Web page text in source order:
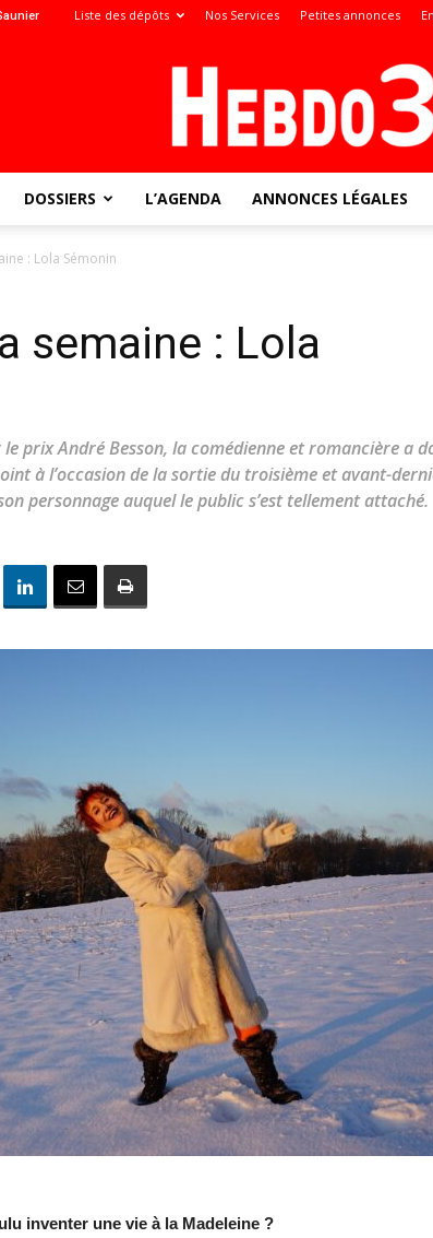
Liste des dépôts Nos Services Petites annonces
toute
l'info
Hebdo39
DOSSIERS L’AGENDA ANNONCES LÉGALES
: Lola Sémonin
semaine : Lola
prix André Besson, la comédienne et romancière a
à l’occasion de la sortie du troisième et avant-
personnage auquel le public s’est tellement attaché.
inventer une vie à la Madeleine ?